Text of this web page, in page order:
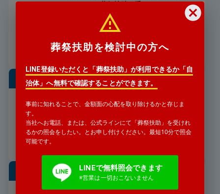
私が生活保護を受給しているのですが、葬祭扶助
は受けれますか？
詳細を見る
親が亡くなったと、警察署から連絡があり
から連絡がありました。
遠方からでも葬儀の手配は可能
ですか
葬祭扶助を検討中の方へ
LINE登録いただくと「葬祭扶助」が利用できるか「自
治体」へ無料で確認することができます。
事前に知れることで、金額面の心配を取り除けるかと存じま
す。
当社へお電話、または、公式ラインにて「葬祭扶助」を受けれ
るかの照会をしたい。とお申し付けください。最短10分で照会
可能です。
LINEで無料照会できます
※営業は一切おこないません